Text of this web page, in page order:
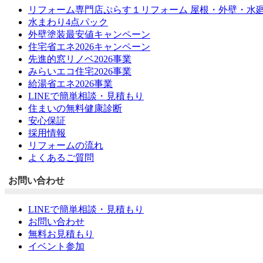
リフォーム専門店ぷらす１リフォーム 屋根・外壁・水
水まわり4点パック
外壁塗装最安値キャンペーン
住宅省エネ2026キャンペーン
先進的窓リノベ2026事業
みらいエコ住宅2026事業
給湯省エネ2026事業
LINEで簡単相談・見積もり
住まいの無料健康診断
安心保証
採用情報
リフォームの流れ
よくあるご質問
お問い合わせ
LINEで簡単相談・見積もり
お問い合わせ
無料お見積もり
イベント参加